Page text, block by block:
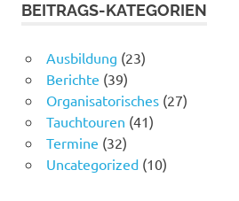
BEITRAGS-KATEGORIEN
Ausbildung (23)
Berichte (39)
Organisatorisches(27)
Tauchtouren (41)
Termine (32)
Uncategorized(10)